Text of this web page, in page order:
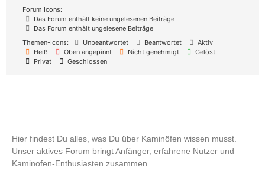
Forum Icons:
Das Forum enthält keine ungelesenen Beiträge
Das Forum enthält ungelesene Beiträge
Themen-Icons:
Unbeantwortet Beantwortet
Aktiv
Heiß
Oben angepinnt Nicht genehmigt
Gelöst
Privat
Geschlossen
Hier findest Du alles, was Du über Kaminöfen wissen musst.
Unser aktives Forum bringt Anfänger, erfahrene Nutzer und
Kaminofen-Enthusiasten zusammen.